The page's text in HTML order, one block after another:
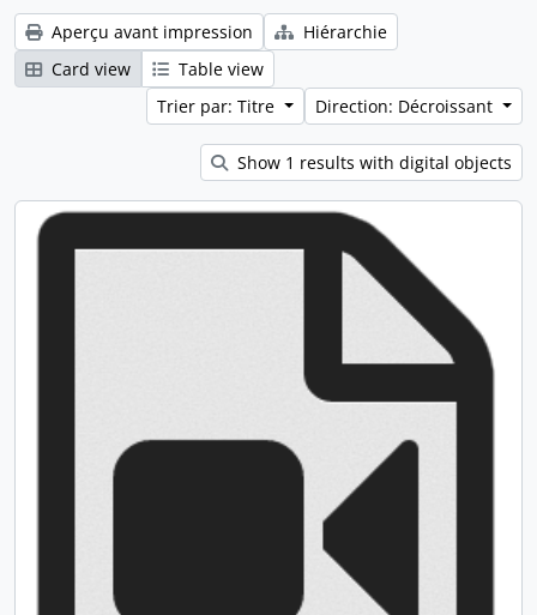
Aperçu avant impression
Hiérarchie
Card view
Table view
Trier par: Titre
Direction: Décroissant
Show 1 results with digital objects